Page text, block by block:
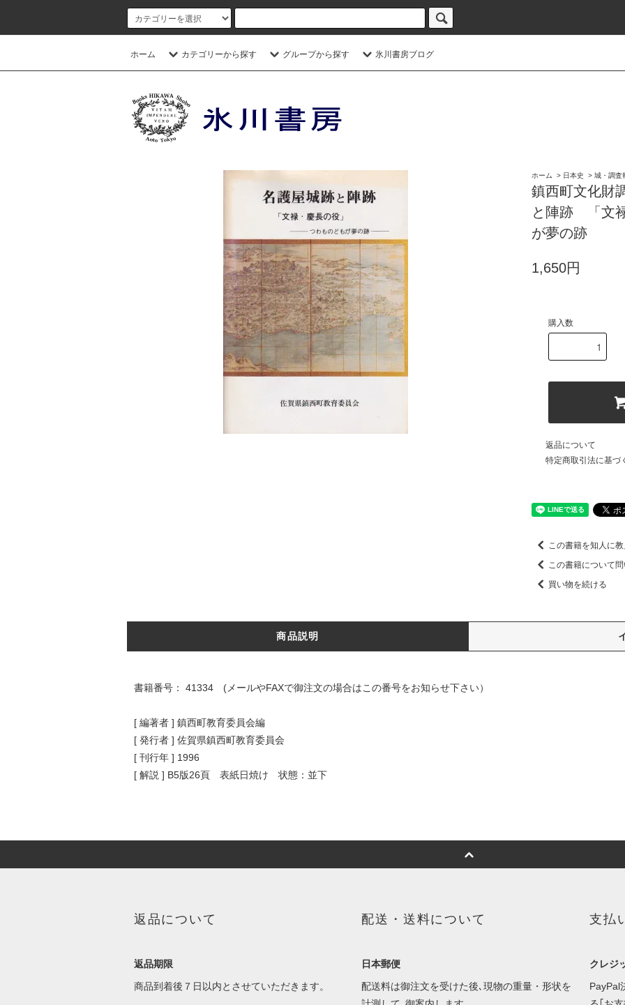
ホーム カテゴリーから探す グループから探す 氷川書房ブログ
ホーム > 日本史 > 城・調査
鎮西町文化財
と陣跡 「文
が夢の跡
1,650円
購入数
返品について
特定商取引法に基づ
この書籍を知人に教
この書籍について
買い物を続ける
商品説明
書籍番号： 41334 (メールやFAXで御注文の場合はこの番号をお知らせ下さい）
[ 編著者 ] 鎮西町教育委員会編
[ 発行者 ] 佐賀県鎮西町教育委員会
[ 刊行年 ] 1996
[ 解説 ] B5版26頁 表紙日焼け 状態：並下
返品について
返品期限
商品到着後７日以内とさせていただきます。
配送・送料について
日本郵便
配送料は御注文を受けた後､現物の重量・形状を
支払
クレジ
PayPal